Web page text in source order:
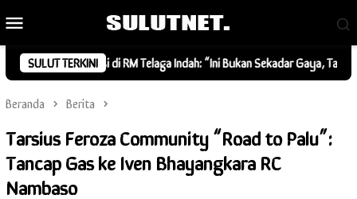
ke
konten
SULUT TERKINI
di RM Telaga Indah: “Ini Bukan Sekadar Gaya, Tapi
Beranda Berita
Tarsius Feroza Community “Road to Palu”:
Tancap Gas ke Iven Bhayangkara RC
Nambaso